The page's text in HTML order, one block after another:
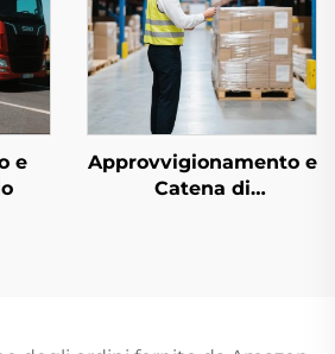
e
Approvvigionamento e
Catena di